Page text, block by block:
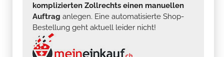
komplizierten Zollrechts einen manuellen
Auftrag anlegen. Eine automatisierte Shop-
Bestellung geht aktuell leider nicht!